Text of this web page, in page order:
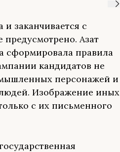
и заканчивается с
Азат
сформировала правила
кандидатов не
персонажей и
Изображение иных
с их письменного